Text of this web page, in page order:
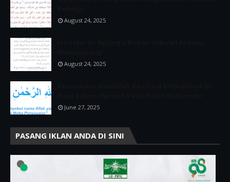
August 24, 2025
August 24, 2025
June 27, 2025
PASANG IKLAN ANDA DI SINI